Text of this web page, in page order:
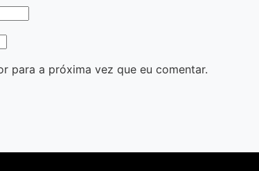
para a próxima vez que eu comentar.